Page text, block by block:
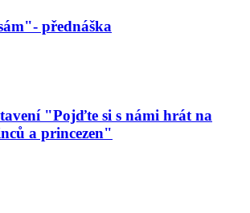
přednáška
"Pojďte si s námi hrát na
a princezen"